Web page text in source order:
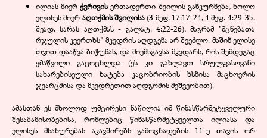
ილიას მიერქვრივისერთადერთი შვილის განკურნება, ხოლო
ელისეს მიერ აღთქმის შვილისა(3 მეფ. 17:17-24, 4 მეფ. 4:29-35,
შეად. სარას აღთქმას - გალატ. 4:22-26), მაგრამ "მცნებათა
რჯულის კვერთხს" მკვდრის აღდგენა არ შეეძლო. მაშინ ელისე
თვით დააწვა ბიჭუნას, და მიემსგავსა მკვდარს, რის შემდეგაც
ყმაწვილი გაცოცხლდა (ეს კი გახლავთ სრულფასოვანი
სახარებისეული ხატება კაცობრიობის ხსნისა მაცხოვრის
ჯვარცმისა და მკვდრეთით აღდგომის მეშვეობით).
ამასთან ეს მხოლოდ უმცირესი ნაწილია იმ წინასწარმეტყველური
შესაბამისობებისა, რომლებიც წინასწარმეტყველთა ილიასა და
ელისეს მსახურებას აკავშირებს გამოცხადების 11-ე თავის ორ